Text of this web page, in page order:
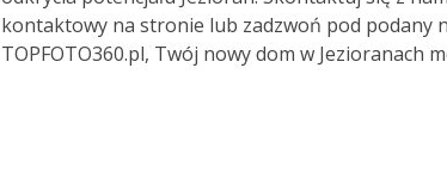
kontaktowy na stronie lub zadzwoń pod podany
TOPFOTO360.pl, Twój nowy dom w Jezioranach